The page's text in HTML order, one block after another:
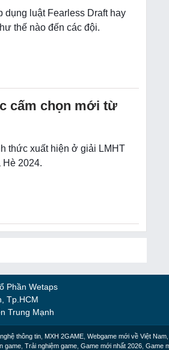
dụng luật Fearless Draft hay
thế nào đến các đội.
cấm chọn mới từ
thức xuất hiện ở giải LMHT
Hè 2024.
Phần Wetaps
Tp.HCM
Trung Mạnh
thông tin MXH 2GAME Webgame mới về Việt Nam
game Trải nghiệm game Game mới nhất 2026 Game